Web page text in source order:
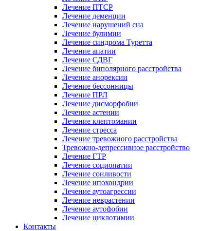
Лечение ПТСР
Лечение деменции
Лечение нарушений сна
Лечение булимии
Лечение синдрома Туретта
Лечение апатии
Лечение СДВГ
Лечение биполярного расстройства
Лечение анорексии
Лечение бессонницы
Лечение ПРЛ
Лечение дисморфобии
Лечение астении
Лечение клептомании
Лечение стресса
Лечение тревожного расстройства
Тревожно-депрессивное расстройство
Лечение ГТР
Лечение социопатии
Лечение сонливости
Лечение ипохондрии
Лечение аутоагрессии
Лечение неврастении
Лечение аутофобии
Лечение циклотимии
Контакты